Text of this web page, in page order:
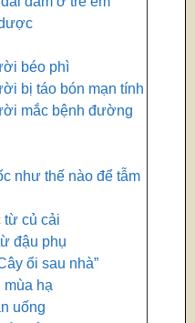
béo phì
bị táo bón mạn tính
mắc bệnh đường
như thế nào để tẫm
từ củ cải
đậu phụ
ổi sau nhà”
hạ
uống